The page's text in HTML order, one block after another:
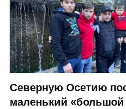
Северную Осетию
маленький «большой